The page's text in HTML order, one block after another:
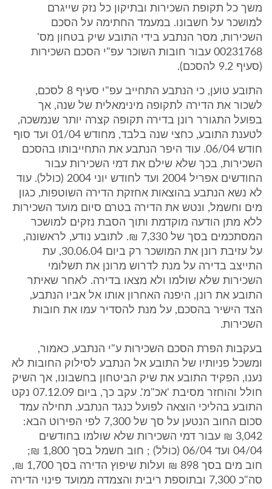
משך כל תקופת השכירות ובתיקון כל נזק שייגרם
למושכר על חשבונו. במעמד החתימה על הסכם
השכירות, מסר הנתבע בידי התובע שיק בטחון מס'
00231768 עבור חובות השוכר עפ"י הסכם השכירות
(סעיף 9.2 להסכם).
התובע טוען, כי הנתבע התחייב עפ"י סעיף 8 לסכם,
לשכור את הדירה לתקופה מינימאלית של שנה, אך
בפועל התגורר רונן בדירה תקופה קצרה יותר שנמשכה,
לטענת התובע, כחצי שנה בלבד, מחודש 01/04 ועד סוף
חודש 06/04. עוד היפר הנתבע את התחייבותו בהסכם
השכירות, בכך שלא שילם את דמי השכירות עבור
החודשים אפריל 2004 ועד לחודש יוני 2004 (כולל). עוד
לא נשא הנתבע בהוצאות אחזקת הדירה השוטפות, כגון
מים וחשמל, ונטש את הדירה בטרם סיום מועד השכירות
ללא מתן הודעה מוקדמת ותוך הסבת נזקים למושכר
המסתכמים בסך של 7,330 ₪. לתובע נודע, לראשונה,
על עזיבת רונן את המושכר רק ביום 30.06.04, עת
התייצב בדירה על מנת לדרוש מרונן את תשלומי
השכירות שלא שולמו ולא מצאו בדירה. לאחר שאיתר
התובע את רונן, היפנה האחרון אותו אל אביו הנתבע,
הצד הישיר בהסכם, על מנת להסדיר עמו את חובות
השכירות.
בעקבות הפרת הסכם השכירות ע"י הנתבע, כאמור,
ומשכל פניותיו של התובע אל הנתבע לסילוק החובות לא
נענו, הפקיד התובע את שיק הביטחון בחשבונו, אך השיק
חולל והוחזר מסיבת 'אכ"מ'. עקב כך, ביום 07.12.09 נקט
התובע בהליכי הוצאה לפועל כנגד הנתבע. תחילה עמד
סכום החוב הנטען על סך של 7,300 לפי הפירוט הבא:
3,042 ₪ עבור דמי השכירות שלא שולמו בחודשים
04/04 ועד 06/04 (כולל) ; חוב חשמל בסך 1,800 ₪;
חוב מים בסך 898 ₪ ועלות שיפוץ הדירה בסך 1,700 ₪,
סה"כ 7,300 ובתוספת ריבית והצמדה ממועד פינוי הדירה